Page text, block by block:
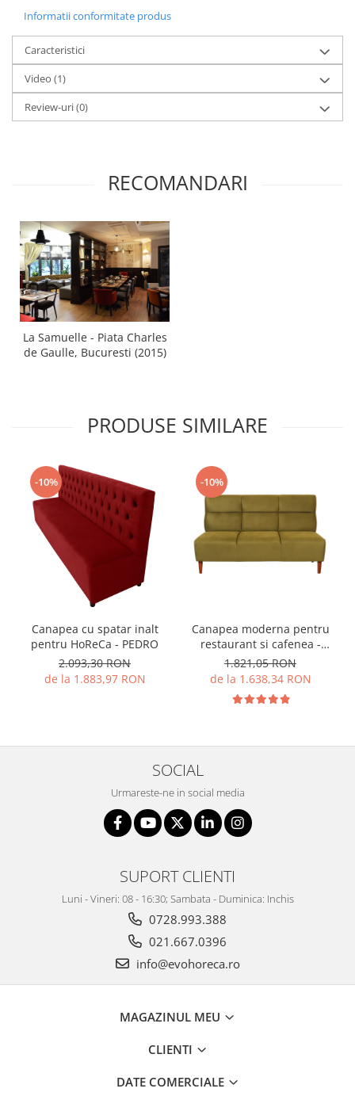
Informatii conformitate produs
Caracteristici
Video (1)
Review-uri(0)
RECOMANDARI
La Samuelle - Piata Charles
de Gaulle, Bucuresti (2015)
PRODUSE SIMILARE
-10%
Canapea cu spatar inalt
pentru HoReCa - PEDRO
2.093,30 RON
de la 1.883,97 RON
-10%
Canapea moderna pentru
restaurant si cafenea -
JESSY 2
1.821,05 RON
de la 1.638,34 RON
SOCIAL
Urmareste-ne in social media
SUPORT CLIENTI
Luni - Vineri: 08 - 16:30; Sambata - Duminica: Inchis
0728.993.388
021.667.0396
info@evohoreca.ro
MAGAZINUL MEU
CLIENTI
DATE COMERCIALE